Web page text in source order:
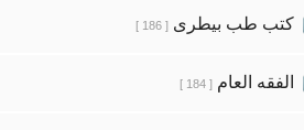
كتب طب بيطرى [ 186 ]
الفقه العام [ 184 ]